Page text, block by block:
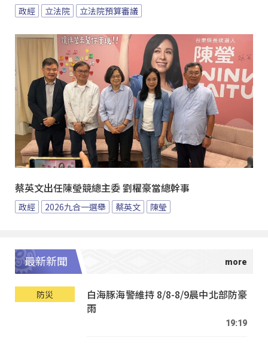
政經 立法院 立法院預算審議
蔡英文出任陳瑩競總主委 劉櫂豪當總幹事
政經 2026九合一選舉 蔡英文 陳瑩
最新新聞
防災
白海豚海警維持 8/8-8/9晨中北部防豪
雨
19:19